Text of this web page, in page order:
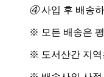
④사입 후 배송
※ 모든 배송은
※ 도서산간 지역